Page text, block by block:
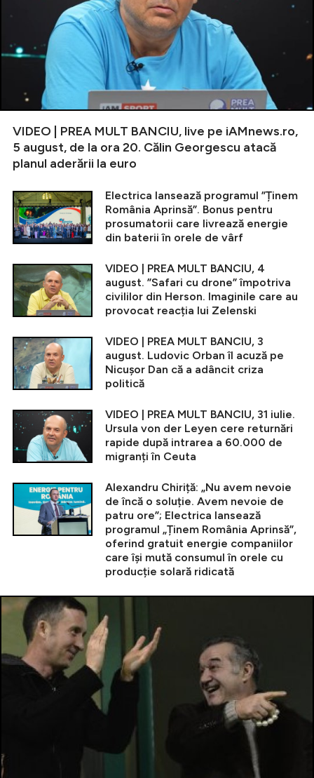
VIDEO | PREA MULT BANCIU, live pe iAMnews.ro,
5 august, de la ora 20. Călin Georgescu atacă
planul aderării la euro
Electrica lansează programul ”Ținem
România Aprinsă”. Bonus pentru
prosumatorii care livrează energie
din baterii în orele de vârf
VIDEO | PREA MULT BANCIU, 4
august. ”Safari cu drone” împotriva
civililor din Herson. Imaginile care au
provocat reacția lui Zelenski
VIDEO | PREA MULT BANCIU, 3
august. Ludovic Orban îl acuză pe
Nicușor Dan că a adâncit criza
politică
VIDEO | PREA MULT BANCIU, 31 iulie.
Ursula von der Leyen cere returnări
rapide după intrarea a 60.000 de
migranți în Ceuta
Alexandru Chiriță: „Nu avem nevoie
de încă o soluție. Avem nevoie de
patru ore”; Electrica lansează
programul „Ținem România Aprinsă”,
oferind gratuit energie companiilor
care își mută consumul în orele cu
producție solară ridicată